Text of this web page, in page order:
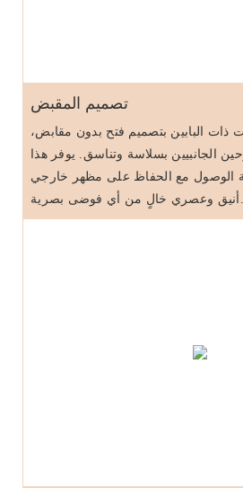
تصميم المقبض
ذات البابين بتصميم فتح بدون مقابض،
الجانبيين بسلاسة وتناسق. يوفر هذا
الوصول مع الحفاظ على مظهر خارجي